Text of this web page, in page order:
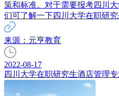
策和标准。对于需要报考四川
们可了解一下四川大学在职研
来源：元亨教育
2022-08-17
四川大学在职研究生酒店管理